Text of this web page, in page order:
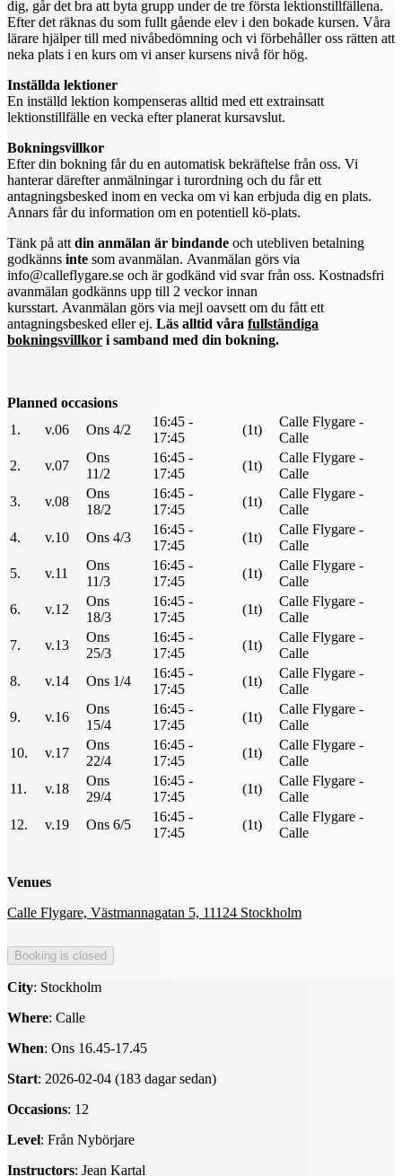
dig, går det bra att byta grupp under de tre första lektionstillfällena.
Efter det räknas du som fullt gående elev i den bokade kursen. Våra
lärare hjälper till med nivåbedömning och vi förbehåller oss rätten att
neka plats i en kurs om vi anser kursens nivå för hög.
Inställda lektioner
En inställd lektion kompenseras alltid med ett extrainsatt
lektionstillfälle en vecka efter planerat kursavslut.
Bokningsvillkor
Efter din bokning får du en automatisk bekräftelse från oss. Vi
hanterar därefter anmälningar i turordning och du får ett
antagningsbesked inom en vecka om vi kan erbjuda dig en plats.
Annars får du information om en potentiell kö-plats.
Tänk på att din anmälan är bindande och utebliven betalning
godkänns inte som avanmälan. Avanmälan görs via
info@calleflygare.se och är godkänd vid svar från oss. Kostnadsfri
avanmälan godkänns upp till 2 veckor innan
kursstart. Avanmälan görs via mejl oavsett om du fått ett
antagningsbesked eller ej. Läs alltid våra fullständiga
bokningsvillkor i samband med din bokning.
Planned occasions
1.
v.06 Ons 4/2
16:45 -
17:45
(1t)
Calle Flygare -
Calle
2.
v.07
Ons
11/2
16:45 -
17:45
(1t)
Calle Flygare -
Calle
3.
v.08
Ons
18/2
16:45 -
17:45
(1t)
Calle Flygare -
Calle
4.
v.10 Ons 4/3
16:45 -
17:45
(1t)
Calle Flygare -
Calle
5.
v.11
Ons
11/3
16:45 -
17:45
(1t)
Calle Flygare -
Calle
6.
v.12
Ons
18/3
16:45 -
17:45
(1t)
Calle Flygare -
Calle
7.
v.13
Ons
25/3
16:45 -
17:45
(1t)
Calle Flygare -
Calle
8.
v.14 Ons 1/4
16:45 -
17:45
(1t)
Calle Flygare -
Calle
9.
v.16
Ons
15/4
16:45 -
17:45
(1t)
Calle Flygare -
Calle
10.
v.17
Ons
22/4
16:45 -
17:45
(1t)
Calle Flygare -
Calle
11.
v.18
Ons
29/4
16:45 -
17:45
(1t)
Calle Flygare -
Calle
12.
v.19 Ons 6/5
16:45 -
17:45
(1t)
Calle Flygare -
Calle
Venues
Calle Flygare, Västmannagatan 5, 11124 Stockholm
City: Stockholm
Where: Calle
When: Ons 16.45-17.45
Start: 2026-02-04 (183 dagar sedan)
Occasions: 12
Level: Från Nybörjare
Instructors: Jean Kartal